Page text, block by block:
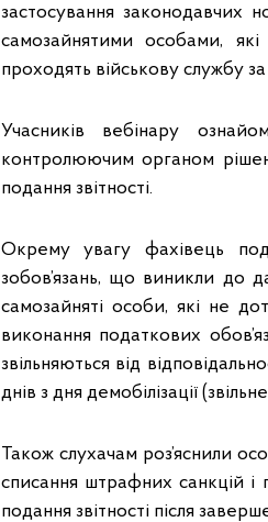
застосування законодавчих
самозайнятими особами,
проходять військову службу
Учасників вебінару
контролюючим органом
подання звітності.
Окрему увагу фахівець
зобов’язань, що виникли до
самозайняті особи, які не
виконання податкових
звільняються від
днів з дня демобілізації
Також слухачам роз’яснили
списання штрафних санкцій і
подання звітності після